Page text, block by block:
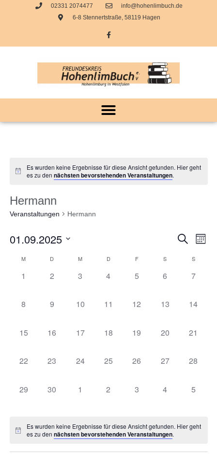
02331 2074477
info@hohenlimbuch.de
6-8 Stennertstraße, 58119 Hagen
Es wurden keine Ergebnisse für diese Ansicht gefunden. Hier geht
es zu dennächsten bevorstehenden Veranstaltungen.
Hermann
Veranstaltungen Hermann
und
Suche
Monat
01.09.2025
wählen.
Kalender
von
Veranstaltungen
M D M D F S S
0 Veranstaltungen,
1 0 Veranstaltungen,
2 0 Veranstaltungen,
3 0 Veranstaltungen,
4 0 Veranstaltungen,
5 0
6 0
7
0 Veranstaltungen,
8 0 Veranstaltungen,
9 0 Veranstaltungen,
10 0 Veranstaltungen,
11 0 Veranstaltungen,
12 0
13 0
14
0 Veranstaltungen,
15 0 Veranstaltungen,
16 0 Veranstaltungen,
17 0 Veranstaltungen,
18 0 Veranstaltungen,
19 0
20 0
21
0 Veranstaltungen,
22 0 Veranstaltungen,
23 0 Veranstaltungen,
24 0 Veranstaltungen,
25 0 Veranstaltungen,
26 0
27 0
28
0 Veranstaltungen,
29 0 Veranstaltungen,
30 0 Veranstaltungen,
1 0 Veranstaltungen,
2 0 Veranstaltungen,
3 0
4 0
5
Es wurden keine Ergebnisse für diese Ansicht gefunden. Hier geht
es zu dennächsten bevorstehenden Veranstaltungen.